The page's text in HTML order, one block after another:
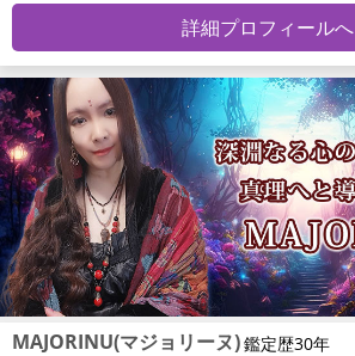
詳細プロフィールへ
MAJORINU(マジョリーヌ)鑑定歴30年